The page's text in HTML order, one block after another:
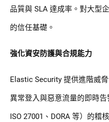
品質與 SLA 達成率。對大型
的信任基礎。
強化資安防護與合規能力
Elastic Security 提供進階威
異常登入與惡意流量的即時
ISO 27001、DORA 等）的稽